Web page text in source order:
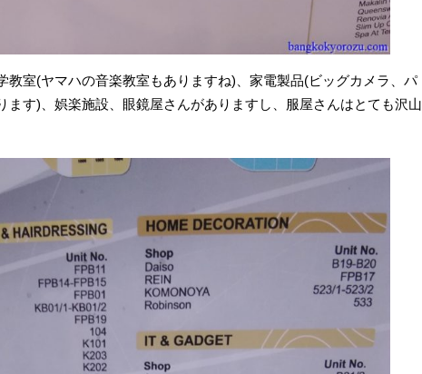
教室(ヤマハの音楽教室もありますね)、家電製品(ビッグカメラ、パ
ます)、娯楽施設、眼鏡屋さんがありますし、服屋さんはとても沢山